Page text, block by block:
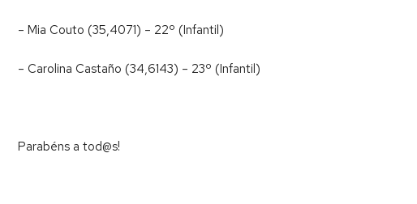
– Mia Couto (35,4071) – 22º (Infantil)
– Carolina Castaño (34,6143) – 23º (Infantil)
Parabéns a tod@s!